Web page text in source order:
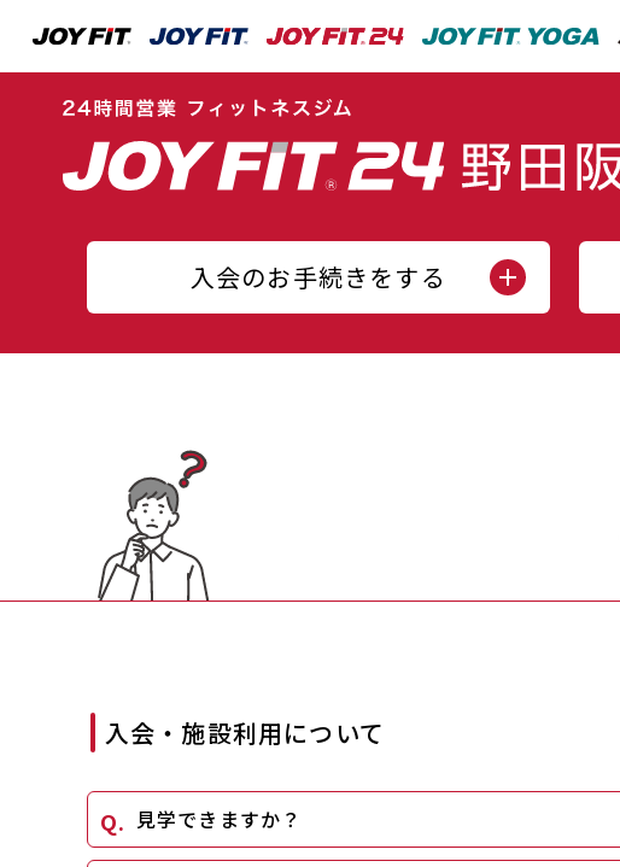
入会のお手続きをする
入会・施設利用について
見学できますか？